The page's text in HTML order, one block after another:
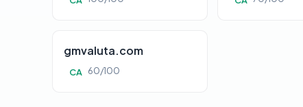
gmvaluta.com
CA 60/100